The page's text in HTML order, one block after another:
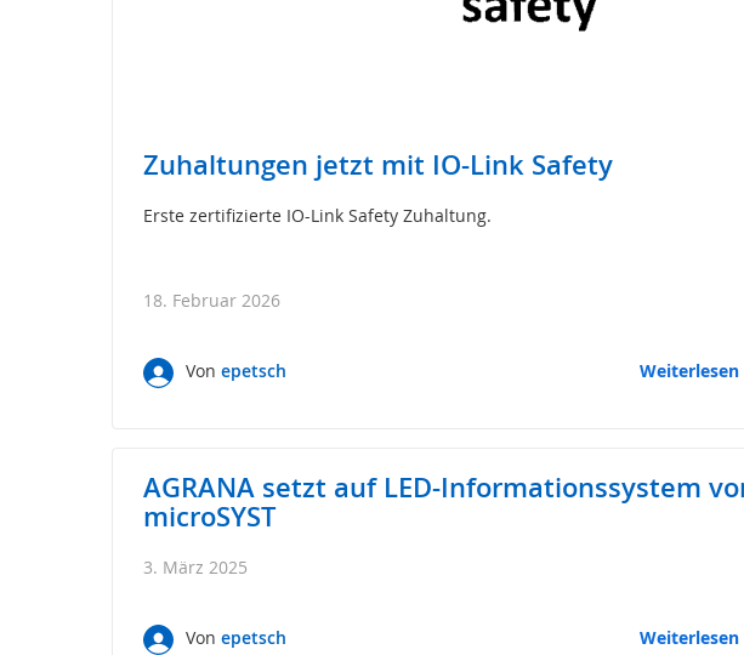
Safety
Funkfernsteuerungen
Signalübertragungssystem
Sicherheitstorsteuerungen
und
Informationssysteme
Touch-
Mobile
Zuhaltungen jetzt mit IO-Link Safety
Erste zertifizierte IO-Link Safety Zuhaltung.
18. Februar 2026
Von epetsch Weiterlesen
AGRANA setzt auf LED-Informationssystem
microSYST
3. März 2025
Von epetsch Weiterlesen